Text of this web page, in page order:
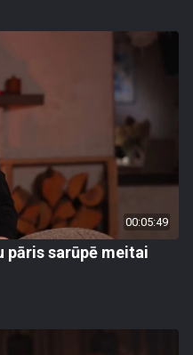
00:05:49
pāris sarūpē meitai